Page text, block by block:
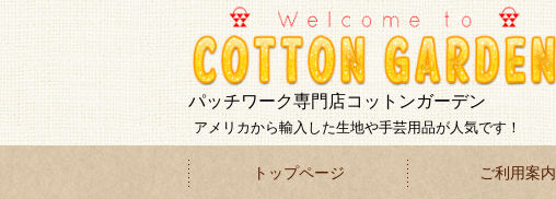
パッチワーク専門店コットンガーデン
アメリカから輸入した生地や手芸用品が人気です！
トップページ ご利用案内